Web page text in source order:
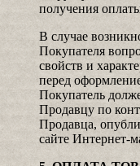
получения
В случае
Покупателя
свойств и
перед
Покупатель
Продавцу по
Продавца,
сайте Интернет-